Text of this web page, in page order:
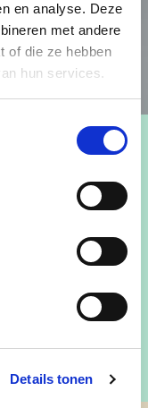
en analyse. Deze
met andere
of die ze hebben
hun services.
Details tonen
in Lommel.